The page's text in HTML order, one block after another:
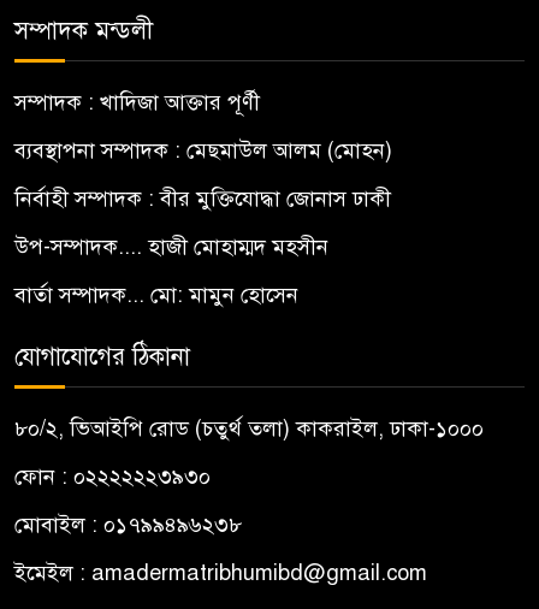
সম্পাদক মন্ডলী
সম্পাদক : খাদিজা আক্তার পূর্ণী
ব্যবস্থাপনা সম্পাদক : মেছমাউল আলম (মোহন)
নির্বাহী সম্পাদক : বীর মুক্তিযোদ্ধা জোনাস ঢাকী
উপ-সম্পাদক.... হাজী মোহাম্মদ মহসীন
বার্তা সম্পাদক... মো: মামুন হোসেন
যোগাযোগের ঠিকানা
৮০/২, ভিআইপি রোড (চতুর্থ তলা) কাকরাইল, ঢাকা-১০০০
ফোন : ০২২২২২২৩৯৩০
মোবাইল : ০১৭৯৯৪৯৬২৩৮
ইমেইল : amadermatribhumibd@gmail.com